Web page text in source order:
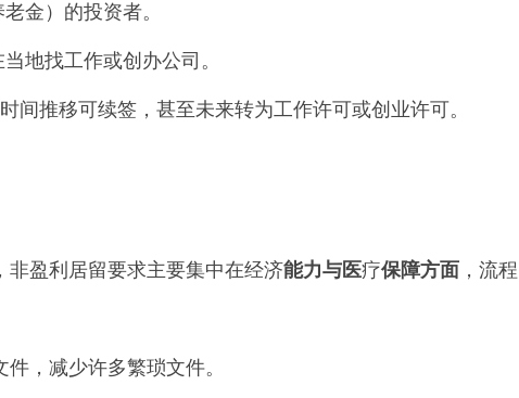
金）的投资者。
地找工作或创办公司。
间推移可续签，甚至未来转为工作许可或创业许可。
盈利居留要求主要集中在经济能力与医疗保障方面 ，流程
，减少许多繁琐文件。